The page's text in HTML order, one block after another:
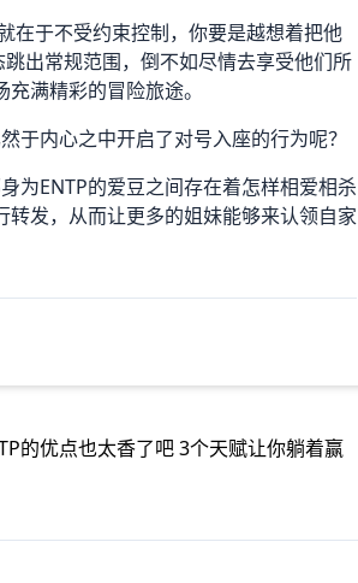
在于不受约束控制，你要是越想着把他
出常规范围，倒不如尽情去享受他们所
满精彩的冒险旅途。
于内心之中开启了对号入座的行为呢？
为ENTP的爱豆之间存在着怎样相爱相杀
发，从而让更多的姐妹能够来认领自家
的优点也太香了吧 3个天赋让你躺着赢